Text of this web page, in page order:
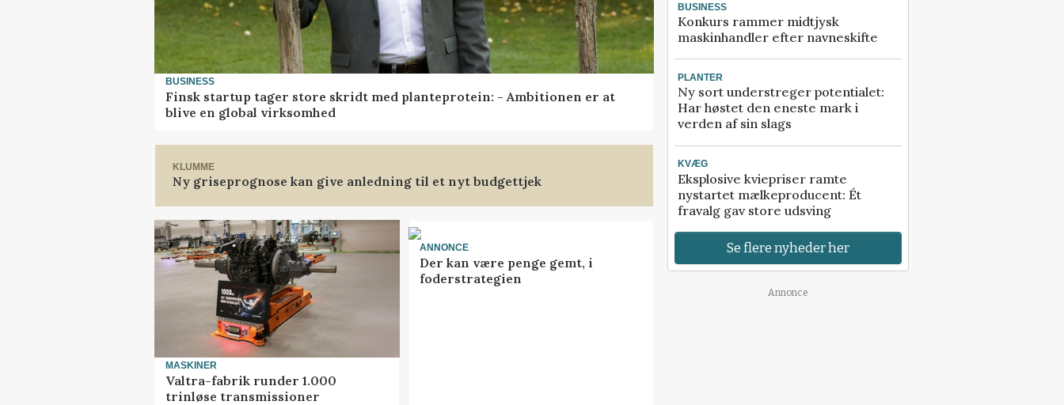
BUSINESS
Finsk startup tager store skridt med planteprotein: - Ambitionen er at
blive en global virksomhed
KLUMME
Ny griseprognose kan give anledning til et nyt budgettjek
MASKINER
Valtra-fabrik runder 1.000
trinløse transmissioner
ANNONCE
Der kan være penge gemt, i
foderstrategien
BUSINESS
Konkurs rammer midtjysk
maskinhandler efter navneskifte
PLANTER
Ny sort understreger potentialet:
Har høstet den eneste mark i
verden af sin slags
KVÆG
Eksplosive kviepriser ramte
nystartet mælkeproducent: Ét
fravalg gav store udsving
Se flere nyheder her
Annonce